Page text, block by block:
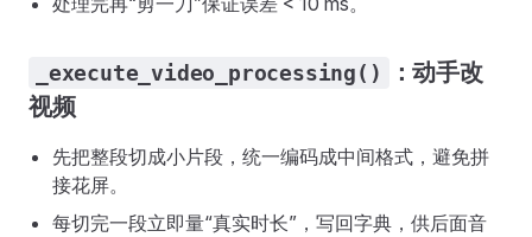
_execute_video_processing()
：动手改
视频
先把整段切成小片段，统一编码成中间格式，避免拼
接花屏。
每切完一段立即量“真实时长”，写回字典，供后面音